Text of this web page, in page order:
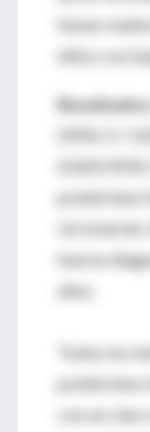
fumar
niños con
Resultados:
(95% CI=
0.020
pretérmino
Un total de
fueron
años.
Todos los
pretérmino
con un